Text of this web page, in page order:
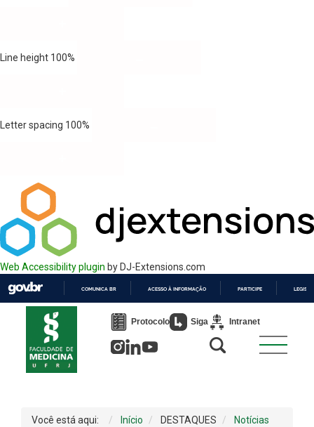
Line height 100%
Letter spacing 100%
Web Accessibility plugin by DJ-Extensions.com
PARA
COMUNICA BR ACESSO À INFORMAÇÃO PARTICIPE
Protocolo Siga Intranet
Você está aqui: Início DESTAQUES
Notícias